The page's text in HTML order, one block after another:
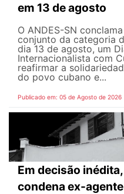
em 13 de agosto
O ANDES-SN
conjunto da categoria
dia 13 de agosto, um
Internacionalista com
reafirmar a
do povo cubano e...
Publicado em: 05 de Agosto de 2026
Em decisão
condena ex-